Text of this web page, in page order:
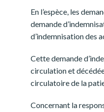
En l’espèce, les
demande
d’indemnisation des
Cette demande
circulation et
circulatoire de la
Concernant la